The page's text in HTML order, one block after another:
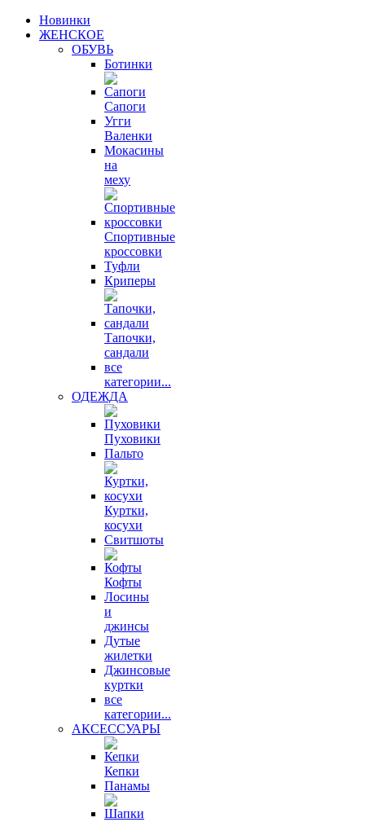
Новинки
ЖЕНСКОЕ
ОБУВЬ
Ботинки
Сапоги
Угги
Валенки
Мокасины
на
меху
Спортивные
кроссовки
Туфли
Криперы
Тапочки,
сандали
все
категории...
ОДЕЖДА
Пуховики
Пальто
Куртки,
косухи
Свитшоты
Кофты
Лосины
и
джинсы
Дутые
жилетки
Джинсовые
куртки
все
категории...
АКСЕССУАРЫ
Кепки
Панамы